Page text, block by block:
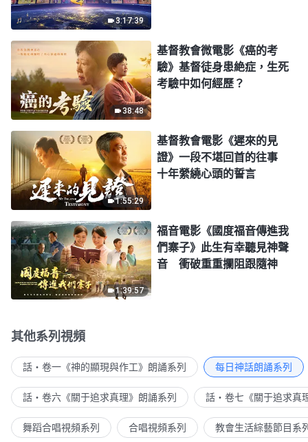
3:17:39
38:48
基督教會微電影《癌的考
驗》基督徒身患絶症，生死
考驗中如何經歷？
1:55:29
基督教會電影《遲來的見
證》一段不堪回首的往事
十年縈繞心頭的誓言
1:39:57
福音電影《國度福音傳進我
們寨子》此生有幸聽見神聲
音 衝破重重攔阻跟隨神
其他系列視頻
話・卷一《神的顯現與作工》朗誦系列 每日神話朗誦系列
話・卷六《關于追求真理》朗誦系列 話・卷七《關于追求真
舞蹈合唱視頻系列 合唱視頻系列 教會生活綜藝節目系